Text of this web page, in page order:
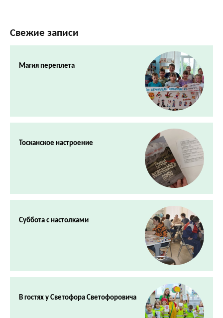
Свежие записи
Магия переплета
Тосканское настроение
Суббота с настолками
В гостях у Светофора Светофоровича